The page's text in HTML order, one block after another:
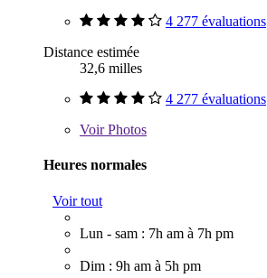
4 277 évaluations
Distance estimée
32,6 milles
4 277 évaluations
VoirPhotos
Heures normales
Voir tout
Lun - sam : 7h am à 7h pm
Dim : 9h am à 5h pm